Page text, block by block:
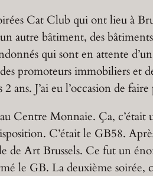
Cat Club qui ont lieu à
un autre bâtiment, des
qui sont en attente
promoteurs immobiliers et
ans. J’ai eu l’occasion de
Centre Monnaie. Ça, c’était
C’était le GB58.
de Art Brussels. Ce fut un
le GB. La deuxième soirée,